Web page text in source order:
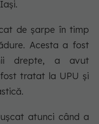
de șarpe în timp
Acesta a fost
drepte, a avut
tratat la UPU şi
atunci când a